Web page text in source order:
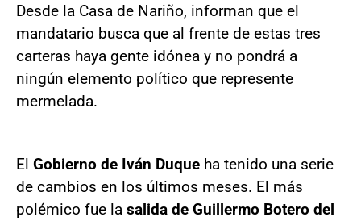
Desde la Casa de Nariño, informan que el
mandatario busca que al frente de estas tres
carteras haya gente idónea y no pondrá a
ningún elemento político que represente
mermelada.
El Gobierno de Iván Duque ha tenido una serie
de cambios en los últimos meses. El más
polémico fue la salida de Guillermo Botero del